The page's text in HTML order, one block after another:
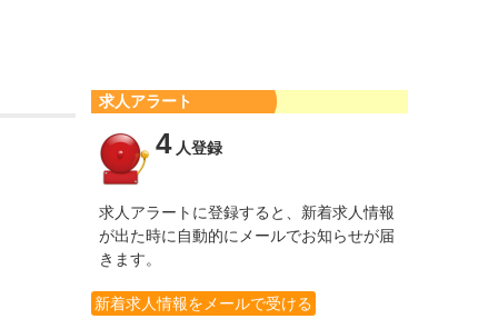
求人アラート
4人登録
求人アラートに登録すると、新着求人情報
が出た時に自動的にメールでお知らせが届
きます。
新着求人情報をメールで受ける